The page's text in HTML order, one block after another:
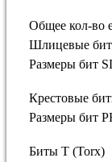
Общее кол-во
Шлицевые
Размеры бит
Крестовые
Размеры бит
Биты T (Torx)